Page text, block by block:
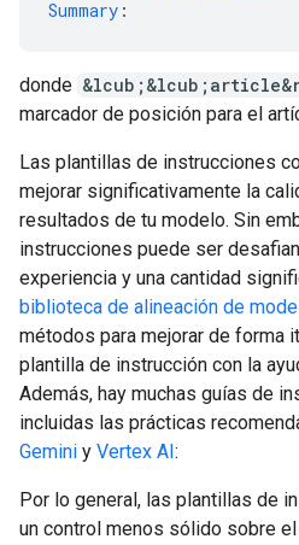
Summary :
donde
marcador de posición para el
Las plantillas de instrucciones
mejorar significativamente la
resultados de tu modelo. Sin
instrucciones puede ser
experiencia y una cantidad
biblioteca de alineación de
métodos para mejorar de forma
plantilla de instrucción con la
Además, hay muchas guías de
incluidas las prácticas
Gemini y Vertex AI:
Por lo general, las plantillas de
un control menos sólido sobre